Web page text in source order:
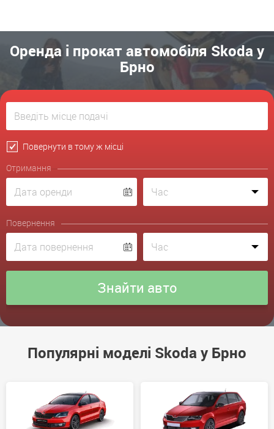
Оренда і прокат автомобіля Skoda у
Брно
Повернути в тому ж місці
Отримання
Повернення
Популярні моделі Skoda у Брно